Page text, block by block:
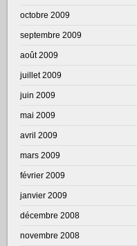
octobre 2009
septembre 2009
août 2009
juillet 2009
juin 2009
mai 2009
avril 2009
mars 2009
février 2009
janvier 2009
décembre 2008
novembre 2008